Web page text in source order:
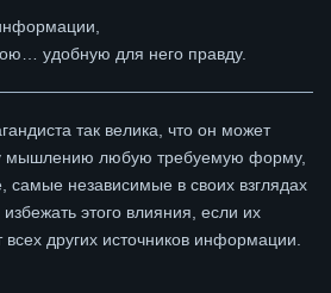
удобную для него правду.
так велика, что он может
мышлению любую требуемую форму,
самые независимые в своих взглядах
этого влияния, если их
всех других источников информации.